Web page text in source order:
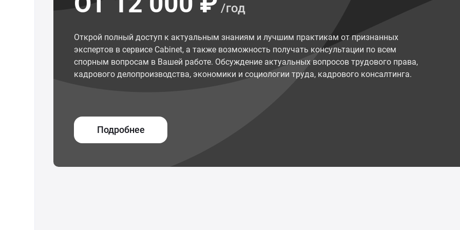
/год
Открой полный доступ к актуальным знаниям и лучшим практикам от признанных
экспертов в сервисе Cabinet, а также возможность получать консультации по всем
спорным вопросам в Вашей работе. Обсуждение актуальных вопросов трудового права,
кадрового делопроизводства, экономики и социологии труда, кадрового консалтинга.
Подробнее